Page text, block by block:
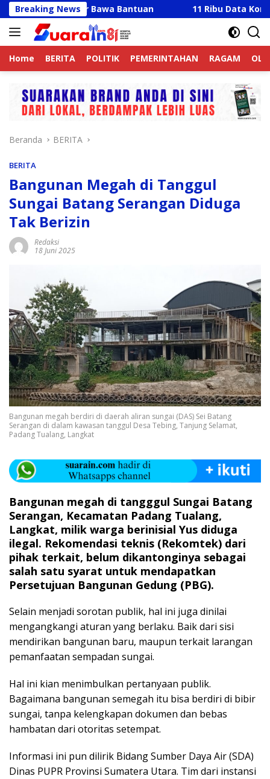
Langsung
ke
konten
Breaking News
Bawa Bantuan 11 Ribu Data Korban Banjir
Home BERITA POLITIK PEMERINTAHAN RAGAM
Beranda BERITA
BERITA
Bangunan Megah di Tanggul
Sungai Batang Serangan Diduga
Tak Berizin
Redaksi
18 Juni 2025
Bangunan megah berdiri di daerah aliran sungai (DAS) Sei Batang
Serangan di dalam kawasan tanggul Desa Tebing, Tanjung Selamat,
Padang Tualang, Langkat
Bangunan megah di tangggul Sungai Batang
Serangan, Kecamatan Padang Tualang,
Langkat, milik warga berinisial Yus diduga
ilegal. Rekomendasi teknis (Rekomtek) dari
pihak terkait, belum dikantonginya sebagai
salah satu syarat untuk mendapatkan
Persetujuan Bangunan Gedung (PBG).
Selain menjadi sorotan publik, hal ini juga dinilai
mengangkangi aturan yang berlaku. Baik dari sisi
mendirikan bangunan baru, maupun terkait larangan
pemanfaatan sempadan sungai.
Hal ini kian menimbulkan pertanyaan publik.
Bagaimana bangunan semegah itu bisa berdiri di bibir
sungai, tanpa kelengkapan dokumen dan bebas
hambatan dari otoritas setempat.
Informasi ini pun dilirik Bidang Sumber Daya Air (SDA)
Dinas PUPR Provinsi Sumatera Utara. Tim dari instansi